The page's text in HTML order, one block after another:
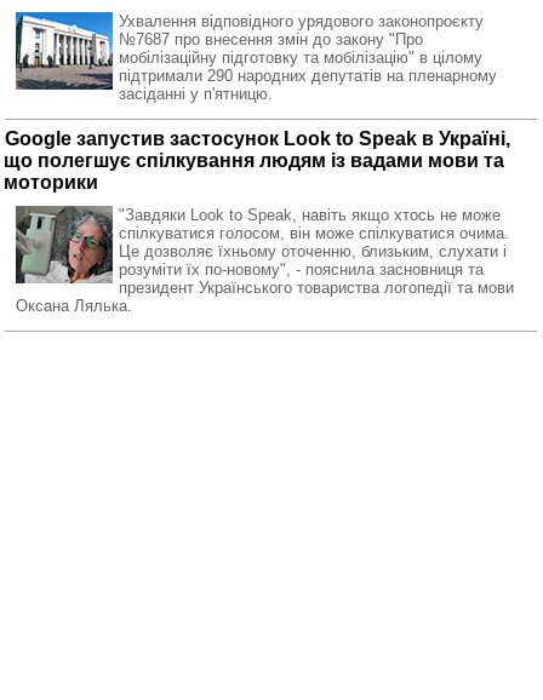
Ухвалення відповідного урядового законопроєкту
№7687 про внесення змін до закону "Про
мобілізаційну підготовку та мобілізацію" в цілому
підтримали 290 народних депутатів на пленарному
засіданні у п'ятницю.
Google запустив застосунок Look to Speak в Україні,
що полегшує спілкування людям із вадами мови та
моторики
"Завдяки Look to Speak, навіть якщо хтось не може
спілкуватися голосом, він може спілкуватися очима.
Це дозволяє їхньому оточенню, близьким, слухати і
розуміти їх по-новому", - пояснила засновниця та
президент Українського товариства логопедії та мови
Оксана Лялька.